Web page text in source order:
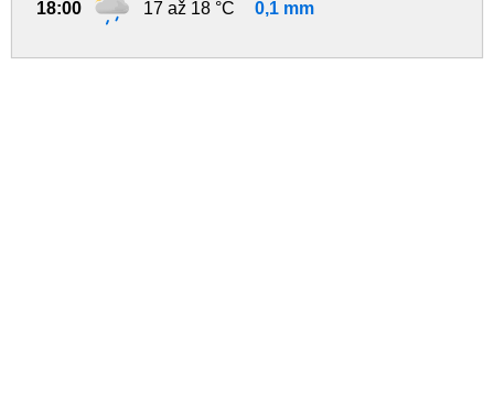
18:00 17 až 18 °C 0,1 mm